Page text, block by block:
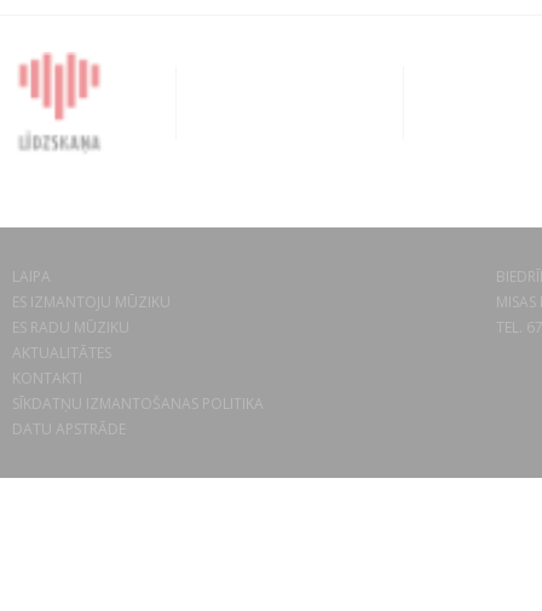
LAIPA
ES IZMANTOJU MŪZIKU
ES RADU MŪZIKU
AKTUALITĀTES
KONTAKTI
SĪKDATŅU IZMANTOŠANAS POLITIKA
DATU APSTRĀDE
TEL.